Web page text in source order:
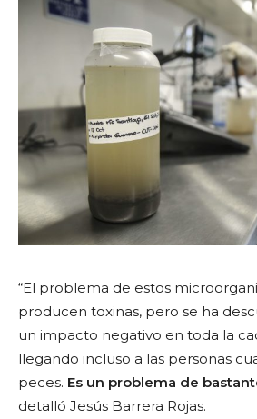
“El problema de estos
producen toxinas, pero se ha
un impacto negativo en toda la
llegando incluso a las personas
peces. Es un problema de
detalló Jesús Barrera Rojas.